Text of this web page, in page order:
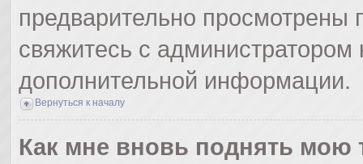
предварительно просмотрены
свяжитесь с
дополнительной информации.
Вернуться к началу
Как мне вновь поднять мою